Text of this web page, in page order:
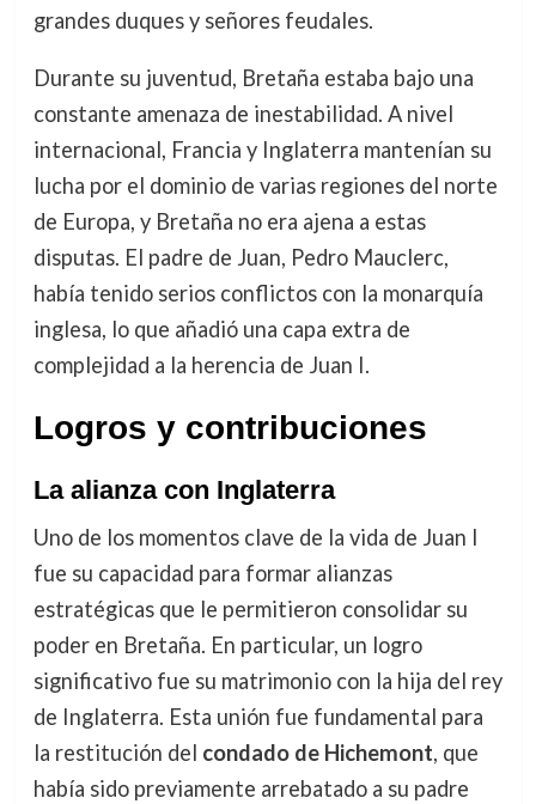
grandes duques y señores feudales.
Durante su juventud, Bretaña estaba bajo una
constante amenaza de inestabilidad. A nivel
internacional, Francia y Inglaterra mantenían su
lucha por el dominio de varias regiones del norte
de Europa, y Bretaña no era ajena a estas
disputas. El padre de Juan, Pedro Mauclerc,
había tenido serios conflictos con la monarquía
inglesa, lo que añadió una capa extra de
complejidad a la herencia de Juan I.
Logros y contribuciones
La alianza con Inglaterra
Uno de los momentos clave de la vida de Juan I
fue su capacidad para formar alianzas
estratégicas que le permitieron consolidar su
poder en Bretaña. En particular, un logro
significativo fue su matrimonio con la hija del rey
de Inglaterra. Esta unión fue fundamental para
la restitución del condado de Hichemont, que
había sido previamente arrebatado a su padre